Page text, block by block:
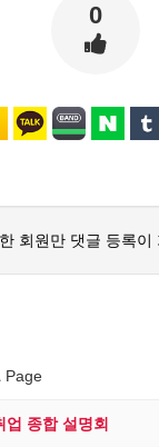
0
회원만 댓글 등록이
Page
종합 설명회